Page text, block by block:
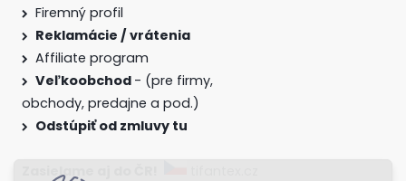
Firemný profil
Reklamácie / vrátenia
Affiliate program
Veľkoobchod - (pre firmy,
obchody, predajne a pod.)
Odstúpiť od zmluvy tu
Zasielame aj do ČR!